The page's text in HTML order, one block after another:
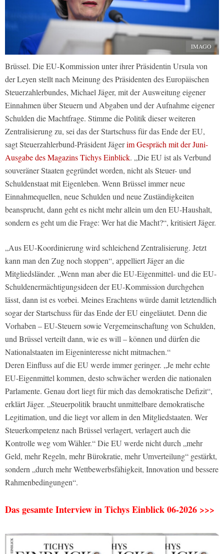
IMAGO
Brüssel. Die EU-Kommission unter ihrer Präsidentin Ursula von
der Leyen stellt nach Meinung des Präsidenten des Europäischen
Steuerzahlerbundes, Michael Jäger, mit der Ausweitung eigener
Einnahmen über Steuern und Abgaben und der Aufnahme eigener
Schulden die Machtfrage. Stimme die Politik dieser weiteren
Zentralisierung zu, sei das der Startschuss für das Ende der EU,
sagt Steuerzahlerbund-Präsident Jägerim Gespräch mit der Juni-
Ausgabe des Magazins Tichys Einblick. „Die EU ist als Verbund
souveräner Staaten gegründet worden, nicht als Steuer- und
Schuldenstaat mit Eigenleben. Wenn Brüssel immer neue
Einnahmequellen, neue Schulden und neue Zuständigkeiten
beansprucht, dann geht es nicht mehr allein um den EU-Haushalt,
sondern es geht um die Frage: Wer hat die Macht?“, kritisiert Jäger.
„Aus EU-Koordinierung wird schleichend Zentralisierung. Jetzt
kann man den Zug noch stoppen“, appelliert Jäger an die
Mitgliedsländer. „Wenn man aber die EU-Eigenmittel- und die EU-
Schuldenermächtigungsideen der EU-Kommission durchgehen
lässt, dann ist es vorbei. Meines Erachtens würde damit letztendlich
sogar der Startschuss für das Ende der EU eingeläutet. Denn die
Vorhaben – EU-Steuern sowie Vergemeinschaftung von Schulden,
und Brüssel verteilt dann, wie es will – können und dürfen die
Nationalstaaten im Eigeninteresse nicht mitmachen.“
Deren Einfluss auf die EU werde immer geringer. „Je mehr echte
EU-Eigenmittel kommen, desto schwächer werden die nationalen
Parlamente. Genau dort liegt für mich das demokratische Defizit“,
erklärt Jäger. „Steuerpolitik braucht unmittelbare demokratische
Legitimation, und die liegt vor allem in den Mitgliedstaaten. Wer
Steuerkompetenz nach Brüssel verlagert, verlagert auch die
Kontrolle weg vom Wähler.“ Die EU werde nicht durch „mehr
Geld, mehr Regeln, mehr Bürokratie, mehr Umverteilung“ gestärkt,
sondern „durch mehr Wettbewerbsfähigkeit, Innovation und bessere
Rahmenbedingungen“.
Das gesamte Interview in Tichys Einblick 06-2026 >>>